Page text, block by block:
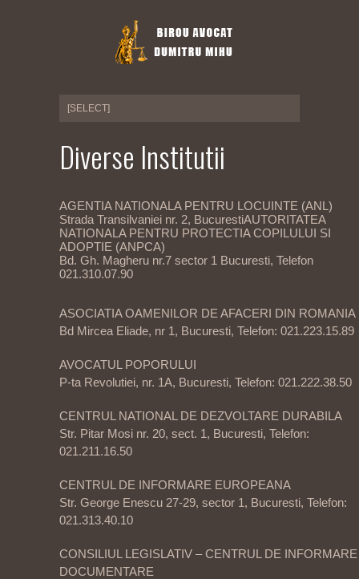
Diverse Institutii
AGENTIA NATIONALA PENTRU LOCUINTE (ANL)
Strada Transilvaniei nr. 2, BucurestiAUTORITATEA
NATIONALA PENTRU PROTECTIA COPILULUI SI
ADOPTIE (ANPCA)
Bd. Gh. Magheru nr.7 sector 1 Bucuresti, Telefon
021.310.07.90
ASOCIATIA OAMENILOR DE AFACERI DIN ROMANIA
Bd Mircea Eliade, nr 1, Bucuresti, Telefon: 021.223.15.89
AVOCATUL POPORULUI
P-ta Revolutiei, nr. 1A, Bucuresti, Telefon: 021.222.38.50
CENTRUL NATIONAL DE DEZVOLTARE DURABILA
Str. Pitar Mosi nr. 20, sect. 1, Bucuresti, Telefon:
021.211.16.50
CENTRUL DE INFORMARE EUROPEANA
Str. George Enescu 27-29, sector 1, Bucuresti, Telefon:
021.313.40.10
CONSILIUL LEGISLATIV – CENTRUL DE
DOCUMENTARE